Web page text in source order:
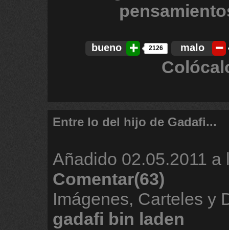
bueno 2126 malo
Entre lo del hijo de Gadafi...
Añadido 02.05.2011 a
Comentar(63)
Imágenes, Carteles y
gadafi bin laden